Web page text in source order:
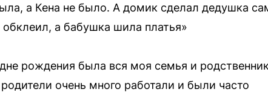
а Кена не было. А домик сделал дедушка
а бабушка шила платья»
рождения была вся моя семья и
очень много работали и были часто